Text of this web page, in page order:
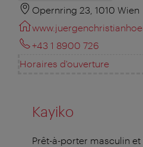
Opernring 23, 1010 Wien
+43 1 8900 726
Horaires d'ouverture
Kayiko
Prêt-à-porter masculin